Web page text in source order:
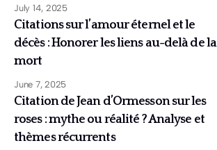
July 14, 2025
Citations sur l’amour éternel et le
décès : Honorer les liens au-delà de la
mort
June 7, 2025
Citation de Jean d’Ormesson sur les
roses : mythe ou réalité ? Analyse et
thèmes récurrents